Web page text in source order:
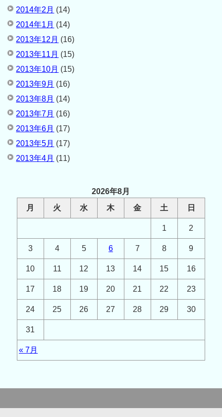
2014年2月 (14)
2014年1月 (14)
2013年12月 (16)
2013年11月 (15)
2013年10月 (15)
2013年9月 (16)
2013年8月 (14)
2013年7月 (16)
2013年6月 (17)
2013年5月 (17)
2013年4月 (11)
2026年8月
月
火 水 木 金 土 日
« 7月
1 2
3 4 5 6 7 8 9
10 11 12 13 14 15 16
17 18 19 20 21 22 23
24 25 26 27 28 29 30
31